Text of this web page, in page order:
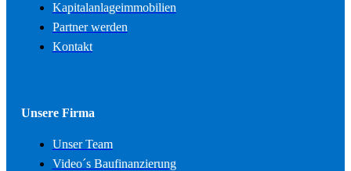
Kapitalanlageimmobilien
Partner werden
Kontakt
Unsere Firma
Unser Team
Video´s Baufinanzierung